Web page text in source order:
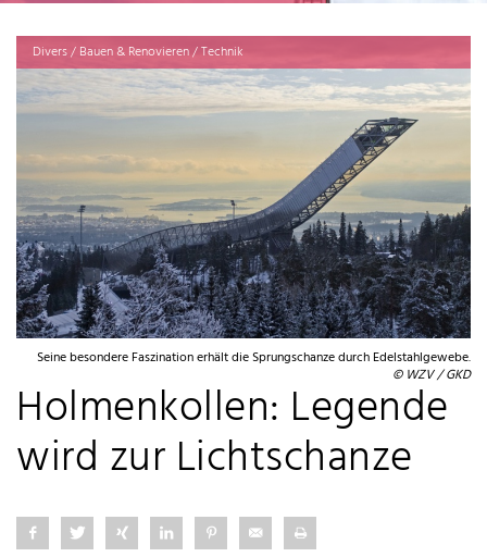
Divers / Bauen & Renovieren / Technik
Seine besondere Faszination erhält die Sprungschanze durch Edelstahlgewebe.
© WZV / GKD
Holmenkollen: Legende
wird zur Lichtschanze